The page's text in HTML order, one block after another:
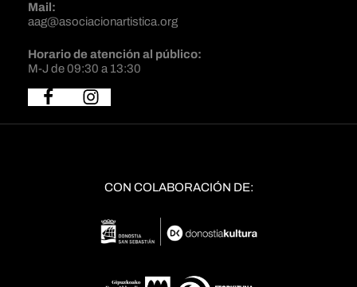
Mail:
aag@asociacionartistica.org
Horario de atención al público:
M-J de 09:30 a 13:30
CON COLABORACIÓN DE: